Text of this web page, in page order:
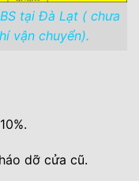
tại Đà Lạt ( chưa
vận chuyển).
dỡ cửa cũ.